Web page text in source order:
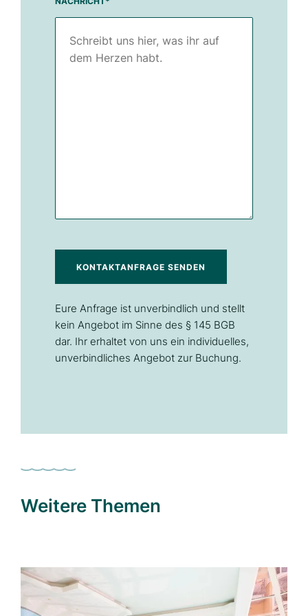
KONTAKTANFRAGE SENDEN
Eure Anfrage ist unverbindlich und stellt
kein Angebot im Sinne des § 145 BGB
dar. Ihr erhaltet von uns ein individuelles,
unverbindliches Angebot zur Buchung.
Weitere Themen